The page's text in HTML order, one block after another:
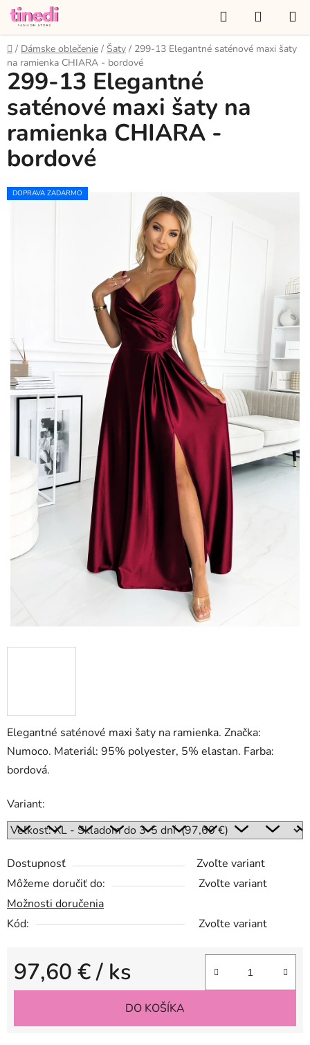
Prejsť
obsah
Hľadať
KOŠÍK
Domov
/ Dámske oblečenie / Šaty / 299-13 Elegantné saténové maxi šaty
na ramienka CHIARA - bordové
Elegantné saténové maxi šaty na ramienka. Značka:
Numoco. Materiál: 95% polyester, 5% elastan. Farba:
bordová.
Variant:
Dostupnosť
Zvoľte variant
Môžeme doručiť do:
Zvoľte variant
Možnosti doručenia
Kód:
Zvoľte variant
97,60 €/ ks
Jednotková cena:
DO KOŠÍKA
299-13 Elegantné
saténové maxi šaty na
ramienka CHIARA -
bordové
DOPRAVA ZADARMO